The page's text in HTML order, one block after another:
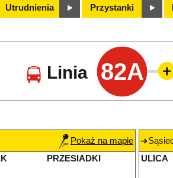
Utrudnienia Przystanki
Linia 82A
Pokaż na mapie
PRZESIADKI
ULICA